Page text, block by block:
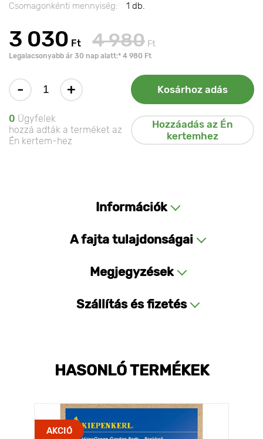
Csomagonkénti mennyiség:
1 db.
3 030 Ft 4 980 Ft
Legalacsonyabb ár 30 nap alatt:* 4 980 Ft
- + Kosárhoz adás
0 Ügyfelek
hozzá adták a terméket az
Én kertem-hez
Hozzáadás az Én
kertemhez
Információk
A fajta tulajdonságai
Megjegyzések
Szállítás és fizetés
HASONLÓ TERMÉKEK
AKCIÓ